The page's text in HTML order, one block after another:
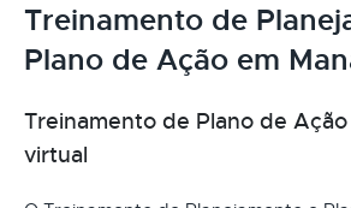
Treinamento de
Plano de Ação em
Treinamento de Plano de
virtual